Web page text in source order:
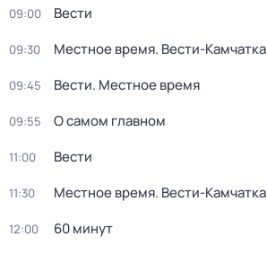
09:00 Вести
09:30 Местное время. Вести-Камчатка
09:45 Вести. Местное время
09:55 О самом главном
11:00 Вести
11:30 Местное время. Вести-Камчатка
12:00 60 минут